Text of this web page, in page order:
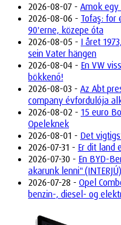
2026-08-07 - Amok
2026-08-06 - Tofaş: for
90'erne, közepe óta
2026-08-05 - I året
sein Vater hängen
2026-08-04 - En VW
bökkenő!
2026-08-03 - Az Abt
company évfordulója
2026-08-02 - 15 euro
Opeleknek
2026-08-01 - Det
2026-07-31 - Er dit land
2026-07-30 - En BYD-
akarunk lenni" (INTERJÚ)
2026-07-28 - Opel
benzin-, diesel- og